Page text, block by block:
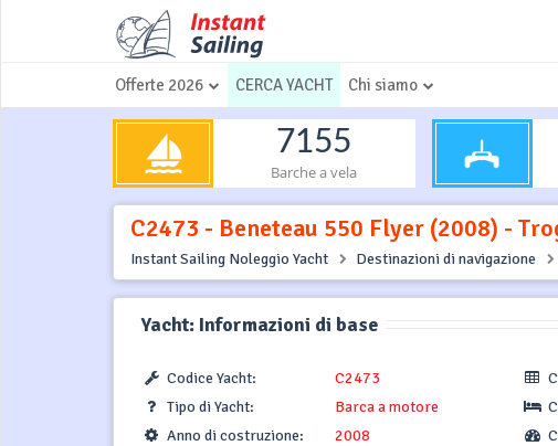
Offerte 2026 CERCA YACHT Chi siamo
7155
Barche a vela
C2473 - Beneteau 550 Flyer (2008) -
Instant Sailing Noleggio Yacht Destinazioni di navigazione
Yacht: Informazioni di base
Codice Yacht:
C2473
Tipo di Yacht:
Barca a motore
Anno di costruzione:
2008